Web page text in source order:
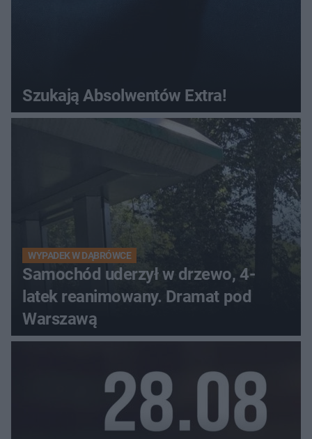
Szukają Absolwentów Extra!
WYPADEK W DĄBRÓWCE
Samochód uderzył w drzewo, 4-
latek reanimowany. Dramat pod
Warszawą